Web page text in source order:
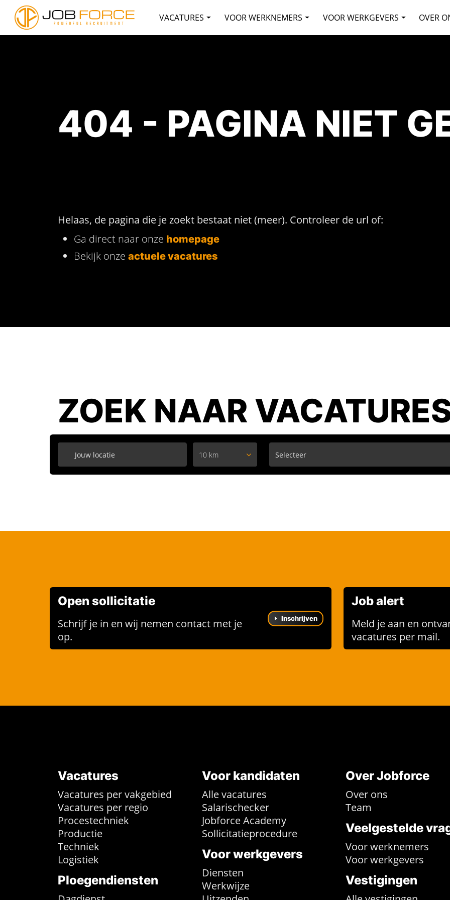
VACATURES VOOR WERKNEMERS VOOR WERKGEVERS OVER
404 - PAGINA NIET
Helaas, de pagina die je zoekt bestaat niet (meer). Controleer de url of:
Ga direct naar onze homepage
Bekijk onze actuele vacatures
ZOEK NAAR
10 km
Open sollicitatie
Schrijf je in en wij nemen contact met je
op.
Inschrijven
Job alert
Meld je aan en
vacatures per mail.
Vacatures
Vacatures per vakgebied
Vacatures per regio
Procestechniek
Productie
Techniek
Logistiek
Ploegendiensten
Voor kandidaten
Alle vacatures
Salarischecker
Jobforce Academy
Sollicitatieprocedure
Voor werkgevers
Diensten
Werkwijze
Over Jobforce
Over ons
Team
Veelgestelde
Voor werknemers
Voor werkgevers
Vestigingen